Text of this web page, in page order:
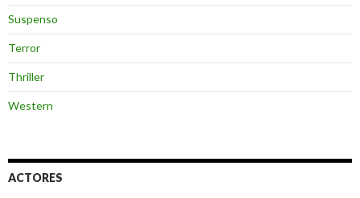
Suspenso
Terror
Thriller
Western
ACTORES